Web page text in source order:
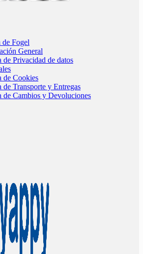
de Fogel
General
de Privacidad de datos
de Cookies
de Transporte y Entregas
de Cambios y Devoluciones